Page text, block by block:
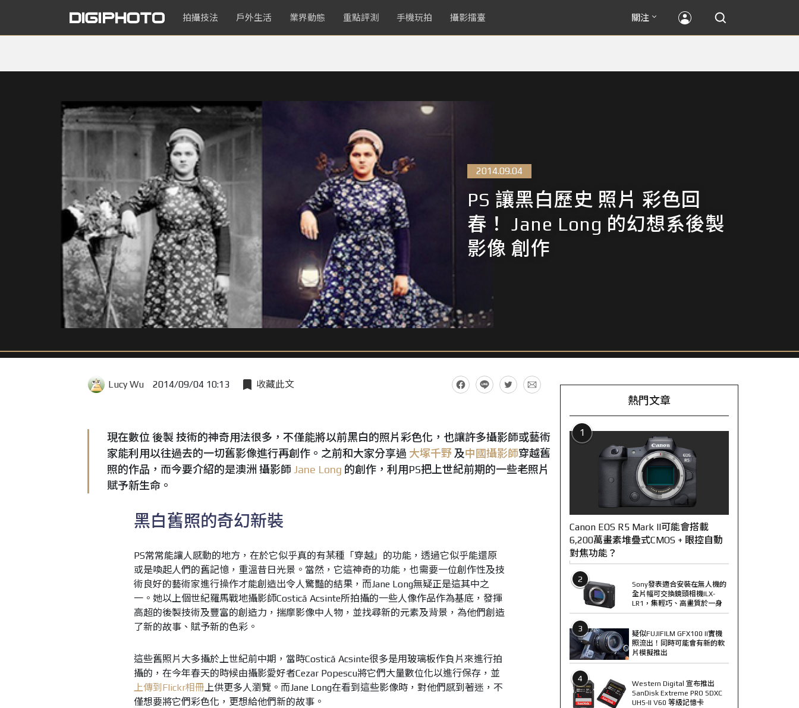
拍攝技法 戶外生活 業界動態 重點評測 手機玩拍 攝影擂臺 關注
2014.09.04
PS 讓黑白歷史 照片 彩色回
春！ Jane Long 的幻想系後製
影像 創作
Lucy Wu 2014/09/04 10:13 收藏此文
現在數位 後製 技術的神奇用法很多，不僅能將以前黑白的照片彩色化，也讓許多攝影師或藝術
家能利用以往過去的一切舊影像進行再創作。之前和大家分享過 大塚千野 及中國攝影師穿越舊
照的作品，而今要介紹的是澳洲 攝影師 Jane Long 的創作，利用PS把上世紀前期的一些老照片
賦予新生命。
黑白舊照的奇幻新裝
PS常常能讓人感動的地方，在於它似乎真的有某種「穿越」的功能，透過它似乎能還原
或是喚起人們的舊記憶，重溫昔日光景。當然，它這神奇的功能，也需要一位創作性及技
術良好的藝術家進行操作才能創造出令人驚豔的結果，而Jane Long無疑正是這其中之
一。她以上個世紀羅馬戰地攝影師Costică Acsinte所拍攝的一些人像作品作為基底，發揮
高超的後製技術及豐富的創造力，揣摩影像中人物，並找尋新的元素及背景，為他們創造
了新的故事、賦予新的色彩。
這些舊照片大多攝於上世紀前中期，當時Costică Acsinte很多是用玻璃板作負片來進行拍
攝的，在今年春天的時候由攝影愛好者Cezar Popescu將它們大量數位化以進行保存，並
上傳到Flickr相冊上供更多人瀏覽。而Jane Long在看到這些影像時，對他們感到著迷，不
僅想要將它們彩色化，更想給他們新的故事。
熱門文章
1
Canon EOS R5 Mark II可能會搭載
6,200萬畫素堆疊式CMOS + 眼控自動
對焦功能？
2
Sony發表適合安裝在無人機的
全片幅可交換鏡頭相機ILX-
LR1，集輕巧、高畫質於一身
3
疑似FUJIFILM GFX100 II實機
照流出！同時可能會有新的軟
片模擬推出
4
Western Digital 宣布推出
SanDisk Extreme PRO SDXC
UHS-II V60 等級記憶卡